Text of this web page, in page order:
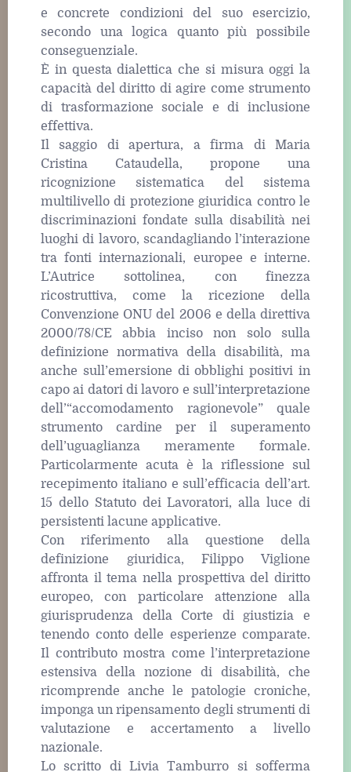
e concrete condizioni del suo esercizio,
secondo una logica quanto più possibile
conseguenziale.
È in questa dialettica che si misura oggi la
capacità del diritto di agire come strumento
di trasformazione sociale e di inclusione
effettiva.
Il saggio di apertura, a firma di Maria
Cristina Cataudella, propone una
ricognizione sistematica del sistema
multilivello di protezione giuridica contro le
discriminazioni fondate sulla disabilità nei
luoghi di lavoro, scandagliando l’interazione
tra fonti internazionali, europee e interne.
L’Autrice sottolinea, con finezza
ricostruttiva, come la ricezione della
Convenzione ONU del 2006 e della direttiva
2000/78/CE abbia inciso non solo sulla
definizione normativa della disabilità, ma
anche sull’emersione di obblighi positivi in
capo ai datori di lavoro e sull’interpretazione
dell’“accomodamento ragionevole” quale
strumento cardine per il superamento
dell’uguaglianza meramente formale.
Particolarmente acuta è la riflessione sul
recepimento italiano e sull’efficacia dell’art.
15 dello Statuto dei Lavoratori, alla luce di
persistenti lacune applicative.
Con riferimento alla questione della
definizione giuridica, Filippo Viglione
affronta il tema nella prospettiva del diritto
europeo, con particolare attenzione alla
giurisprudenza della Corte di giustizia e
tenendo conto delle esperienze comparate.
Il contributo mostra come l’interpretazione
estensiva della nozione di disabilità, che
ricomprende anche le patologie croniche,
imponga un ripensamento degli strumenti di
valutazione e accertamento a livello
nazionale.
Lo scritto di Livia Tamburro si sofferma